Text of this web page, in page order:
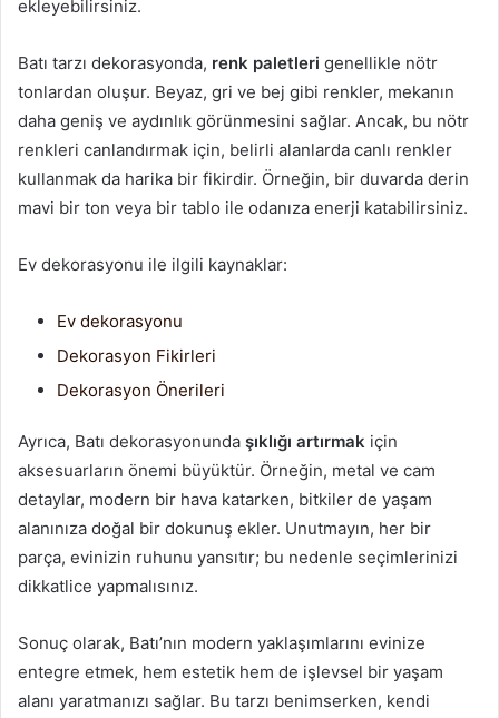
ekleyebilirsiniz.
Batı tarzı dekorasyonda, renk paletleri genellikle nötr
tonlardan oluşur. Beyaz, gri ve bej gibi renkler, mekanın
daha geniş ve aydınlık görünmesini sağlar. Ancak, bu nötr
renkleri canlandırmak için, belirli alanlarda canlı renkler
kullanmak da harika bir fikirdir. Örneğin, bir duvarda derin
mavi bir ton veya bir tablo ile odanıza enerji katabilirsiniz.
Ev dekorasyonu ile ilgili kaynaklar:
Ev dekorasyonu
Dekorasyon Fikirleri
Dekorasyon Önerileri
Ayrıca, Batı dekorasyonunda şıklığı artırmak için
aksesuarların önemi büyüktür. Örneğin, metal ve cam
detaylar, modern bir hava katarken, bitkiler de yaşam
alanınıza doğal bir dokunuş ekler. Unutmayın, her bir
parça, evinizin ruhunu yansıtır; bu nedenle seçimlerinizi
dikkatlice yapmalısınız.
Sonuç olarak, Batı’nın modern yaklaşımlarını evinize
entegre etmek, hem estetik hem de işlevsel bir yaşam
alanı yaratmanızı sağlar. Bu tarzı benimserken, kendi